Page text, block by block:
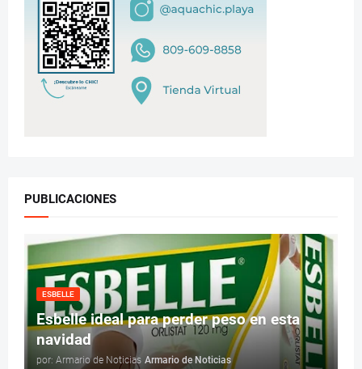
PUBLICACIONES
ESBELLE
Esbelle ideal para perder peso en esta
navidad
por: Armario de Noticias Armario de Noticias